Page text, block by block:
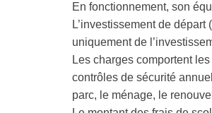
En fonctionnement, son
L’investissement de
uniquement de
Les charges comportent
contrôles de sécurité
parc, le ménage, le